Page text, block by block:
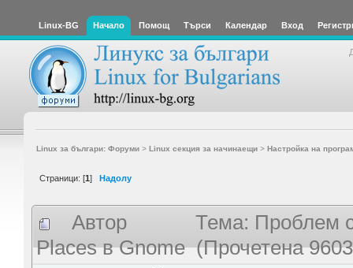
Linux-BG Начало Помощ Търси Календар Вход
Linux за българи: Форуми> Linux секция за начинаещи> Настройка на
Страници: [1] Надолу
Автор
Тема: Проблем
Places в Gnome (Прочетена